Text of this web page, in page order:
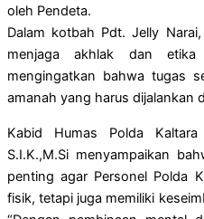
oleh Pendeta.
Dalam kotbah Pdt. Jelly
menjaga akhlak dan
mengingatkan bahwa tugas
amanah yang harus dijalankan
Kabid Humas Polda
S.I.K.,M.Si menyampaikan
penting agar Personel Polda
fisik, tetapi juga memiliki